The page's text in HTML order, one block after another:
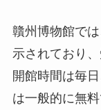
贛州博物館で
示されており
開館時間は毎
は一般的に無